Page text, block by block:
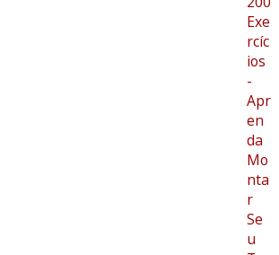
Exe
rcíc
ios
-
Apr
en
da
Mo
nta
r
Se
u